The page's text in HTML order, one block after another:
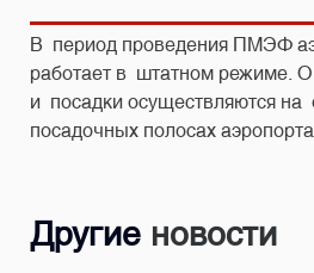
В период проведения ПМЭФ
работает в штатном режиме.
и посадки осуществляются на
посадочных полосах
Другие новости